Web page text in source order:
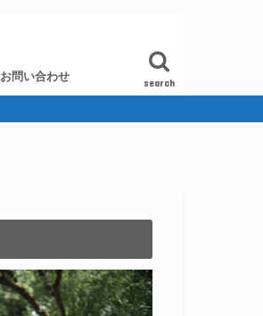
search
お問い合わせ